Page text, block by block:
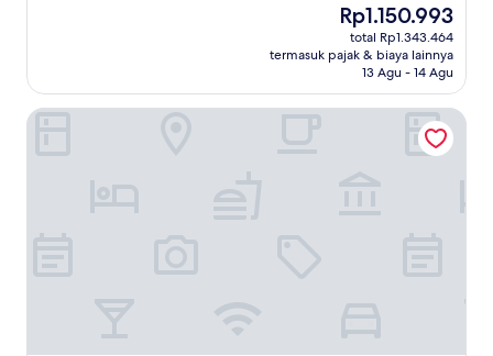
ulasan)
Harga
sekarang
Rp1.150.993
Rp1.150.993
total Rp1.343.464
termasuk pajak & biaya lainnya
13 Agu - 14 Agu
Hôtel Mercure Lyon Centre Lumière